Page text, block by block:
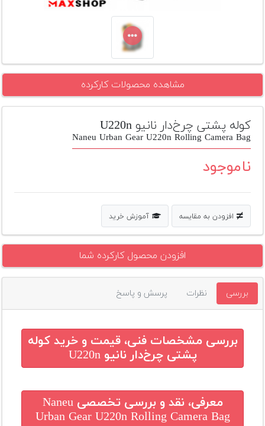
افزودن
دست
دوم
لیست
قیمت
دوربین
مشاهده محصولات کارکرده
کوله پشتی چرخ‌دار نانیو U220n
Naneu Urban Gear U220n Rolling Camera Bag
ناموجود
افزودن به مقایسه آموزش خرید
افزودن محصول کارکرده شما
بررسی نظرات پرسش و پاسخ
بررسی مشخصات فنی، قیمت و خریدکوله
پشتی چرخ‌دار نانیو U220n
معرفی، نقد و بررسی تخصصیNaneu
Urban Gear U220n Rolling Camera Bag